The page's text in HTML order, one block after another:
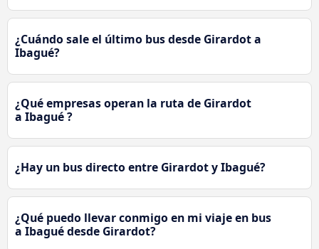
¿Cuándo sale el último bus desde Girardot a
Ibagué?
¿Qué empresas operan la ruta de Girardot
a Ibagué ?
¿Hay un bus directo entre Girardot y Ibagué?
¿Qué puedo llevar conmigo en mi viaje en bus
a Ibagué desde Girardot?